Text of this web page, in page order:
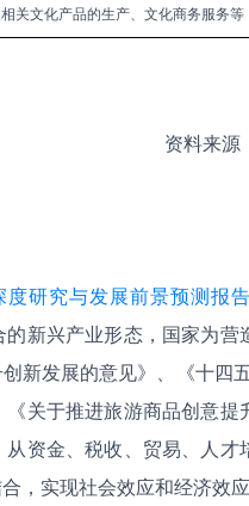
关文化产品的生产、文化商务服务等
资料来源
度研究与发展前景预测报
新兴产业形态，国家为营
新发展的意见》、《十四
关于推进旅游商品创意提
资金、税收、贸易、人才
，实现社会效应和经济效应